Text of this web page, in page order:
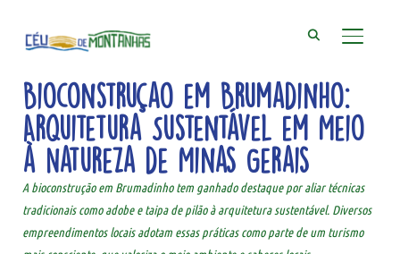
Bioconstrução em Brumadinho:
Arquitetura Sustentável em Meio
à Natureza de Minas Gerais
A bioconstrução em Brumadinho tem ganhado destaque por aliar técnicas
tradicionais como adobe e taipa de pilão à arquitetura sustentável. Diversos
empreendimentos locais adotam essas práticas como parte de um turismo